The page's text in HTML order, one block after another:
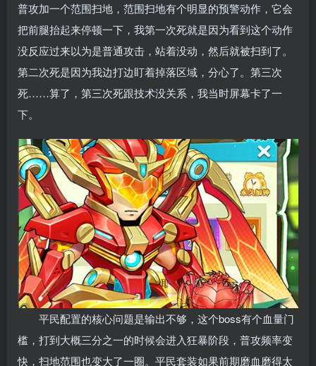
普攻加一个范围扫地，范围扫地有个明显的预警动作，它会
把前腿抬起来停顿一下，我第一次死就是因为看到这个动作
没反应过来以为是普通攻击，站着没动，然后就被扫到了。
第二次死是因为我边打边盯着掉落区域，分心了。第三次
死……算了，第三次死跟技术没关系，我当时屏幕卡了一
下。
平民配置的核心问题是输出不够，这个boss有个血量门
槛，打到大概三分之一的时候会进入狂暴阶段，普攻频率变
快，扫地范围也变大了一圈。平民套装如果前期磨血磨得太